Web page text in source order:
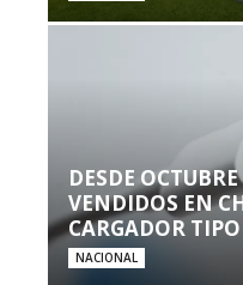
DESDE
VENDIDOS EN
CARGADOR
NACIONAL